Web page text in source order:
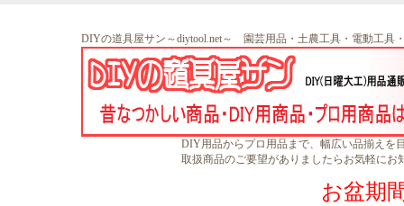
DIYの道具屋サン～diytool.net～ 園芸用品・土農工具・電動工具
DIY用品からプロ用品まで、幅広い品揃えを
取扱商品のご要望がありましたらお気軽にお
お盆期